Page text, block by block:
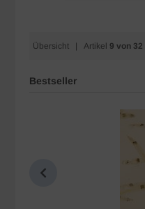
Übersicht | Artikel 9 von 32
Bestseller